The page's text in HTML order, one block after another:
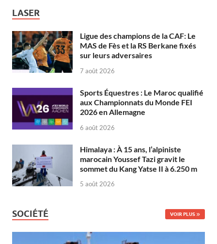
LASER
Ligue des champions de la CAF: Le
MAS de Fès et la RS Berkane fixés
sur leurs adversaires
7 août 2026
Sports Équestres : Le Maroc qualifié
aux Championnats du Monde FEI
2026 en Allemagne
6 août 2026
Himalaya : À 15 ans, l’alpiniste
marocain Youssef Tazi gravit le
sommet du Kang Yatse II à 6.250 m
5 août 2026
SOCIÉTÉ VOIR PLUS